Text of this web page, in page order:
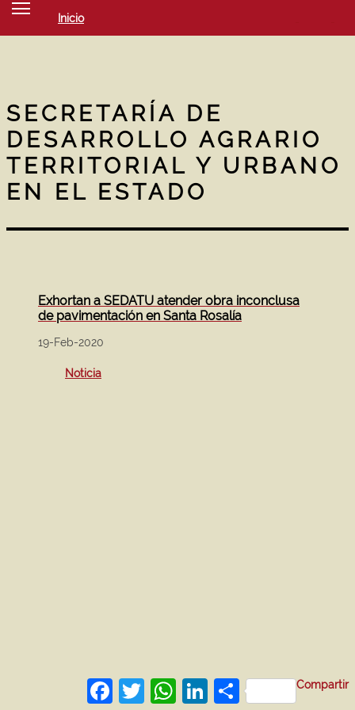
Inicio
SOCIEDAD
SECRETARÍA DE
DESARROLLO AGRARIO
TERRITORIAL Y URBANO
EN EL ESTADO
Exhortan a SEDATU atender obra inconclusa
de pavimentación en Santa Rosalía
19-Feb-2020
Noticia
FacebookTwitter WhatsAppLinkedIn Compartir